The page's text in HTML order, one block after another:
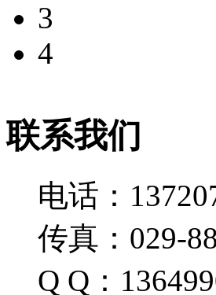
3
4
联系我们
电话：
传真：029-
Q Q：